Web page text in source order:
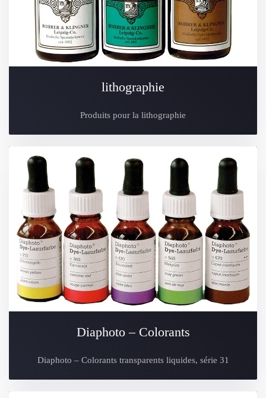
lithographie
Produits pour la lithographie
Diaphoto – Colorants
Diaphoto – Colorants transparents liquides, série 31